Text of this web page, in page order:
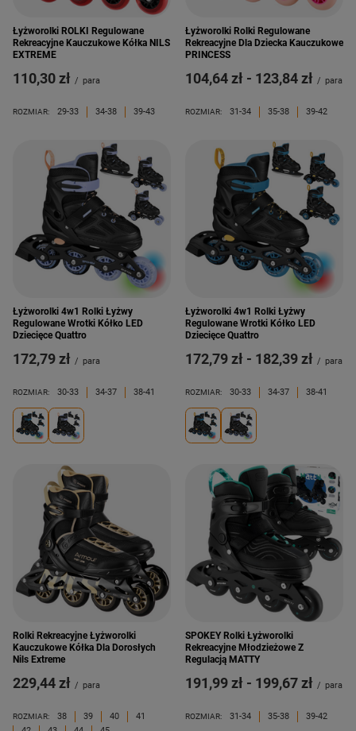
Łyżworolki ROLKI Regulowane
Rekreacyjne Kauczukowe Kółka NILS
EXTREME
110,30 zł / para
ROZMIAR: 29-33 34-38 39-43
Łyżworolki Rolki Regulowane
Rekreacyjne Dla Dziecka Kauczukowe
PRINCESS
od
104,64 zł - do
123,84 zł / para
ROZMIAR: 31-34 35-38 39-42
Łyżworolki 4w1 Rolki Łyżwy
Regulowane Wrotki Kółko LED
Dziecięce Quattro
172,79 zł / para
ROZMIAR: 30-33 34-37 38-41
Łyżworolki 4w1 Rolki Łyżwy
Regulowane Wrotki Kółko LED
Dziecięce Quattro
od
172,79 zł - do
182,39 zł / para
ROZMIAR: 30-33 34-37 38-41
Rolki Rekreacyjne Łyżworolki
Kauczukowe Kółka Dla Dorosłych
Nils Extreme
229,44 zł / para
ROZMIAR: 38 39 40
41
SPOKEY Rolki Łyżworolki
Rekreacyjne Młodzieżowe Z
Regulacją MATTY
od
191,99 zł - do
199,67 zł / para
ROZMIAR: 31-34 35-38 39-42